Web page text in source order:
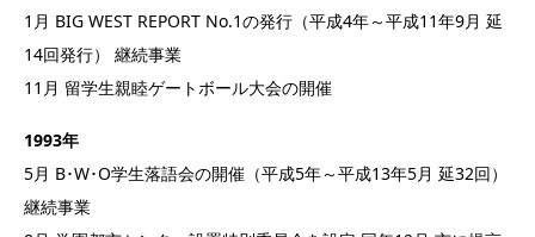
1月 BIG WEST REPORT No.1の発行（平成4年～平成11年9月 延
14回発行） 継続事業
11月 留学生親睦ゲートボール大会の開催
1993年
5月 B･W･O学生落語会の開催（平成5年～平成13年5月 延32回）
継続事業